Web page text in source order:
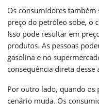
Os consumidores
preço do petróleo sobe, o
Isso pode resultar em
produtos. As pessoas
gasolina e no
consequência direta desse
Por outro lado, quando os
cenário muda. Os